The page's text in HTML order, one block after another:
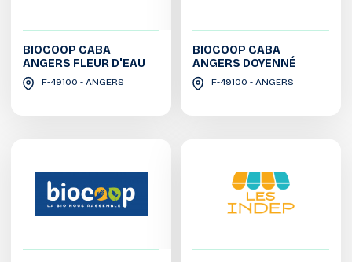
BIOCOOP CABA
ANGERS FLEUR D'EAU
F-49100 - ANGERS
BIOCOOP CABA
ANGERS DOYENNÉ
F-49100 - ANGERS